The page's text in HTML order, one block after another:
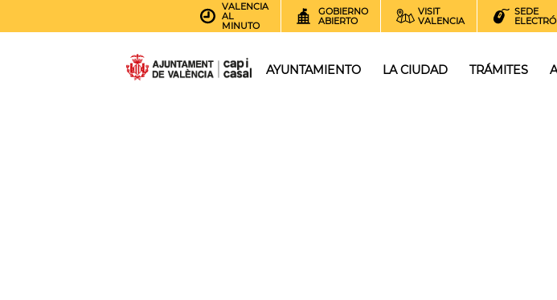
VALENCIA
AL
MINUTO
GOBIERNO
ABIERTO
VISIT
VALENCIA
SEDE
AYUNTAMIENTO LA CIUDAD TRÁMITES